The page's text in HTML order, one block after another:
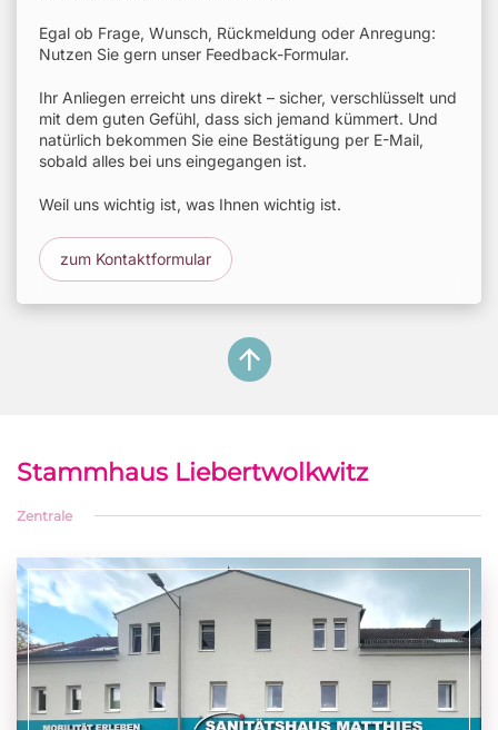
Egal ob Frage, Wunsch, Rückmeldung oder Anregung:
Nutzen Sie gern unser Feedback-Formular.
Ihr Anliegen erreicht uns direkt – sicher, verschlüsselt und
mit dem guten Gefühl, dass sich jemand kümmert. Und
natürlich bekommen Sie eine Bestätigung per E-Mail,
sobald alles bei uns eingegangen ist.
Weil uns wichtig ist, was Ihnen wichtig ist.
zum Kontaktformular
Stammhaus Liebertwolkwitz
Zentrale